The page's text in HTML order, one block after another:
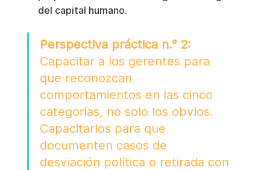
del capital humano.
Perspectiva práctica n.° 2:
Capacitar a los gerentes para
que reconozcan
comportamientos en las cinco
categorías, no solo los obvios.
Capacitarlos para que
documenten casos de
desviación política o retirada con